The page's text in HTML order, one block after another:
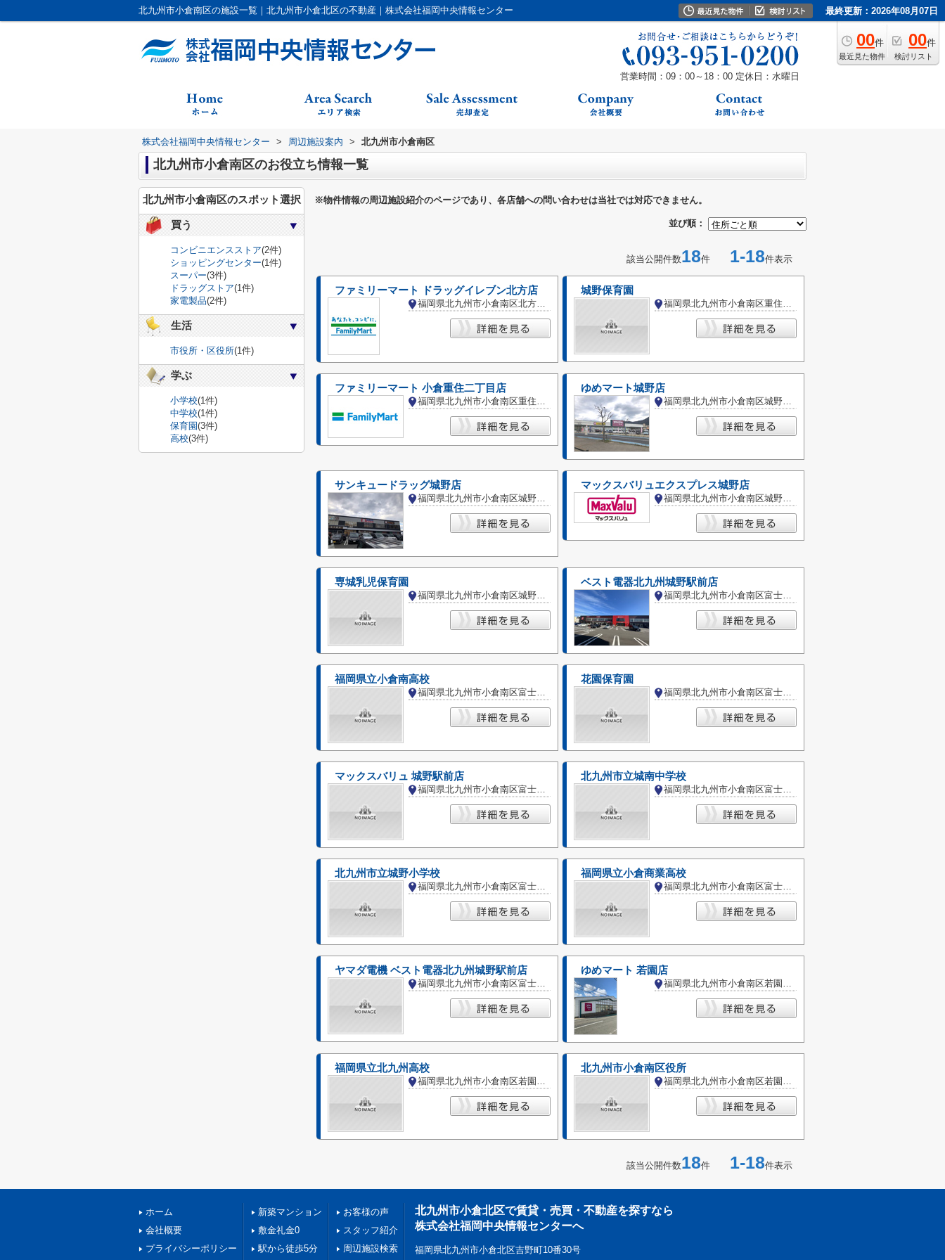
北九州市小倉南区の施設一覧｜北九州市小倉北区の不動産｜株式会社福岡中央情報センター 最終更新：2026年08月07日
00件
最近見た物件
00件
検討リスト
営業時間：09：00～18：00 定休日：水曜日
株式会社福岡中央情報センター > 周辺施設案内 > 北九州市小倉南区
北九州市小倉南区のお役立ち情報一覧
※物件情報の周辺施設紹介のページであり、各店舗への問い合わせは当社では対応できません。
並び順：
該当公開件数18件 1-18件表示
ファミリーマート ドラッグイレブン北方店
福岡県北九州市小倉南区北方２丁目
城野保育園
福岡県北九州市小倉南区重住１丁目
ファミリーマート 小倉重住二丁目店
福岡県北九州市小倉南区重住２丁目
ゆめマート城野店
福岡県北九州市小倉南区城野１丁目
サンキュードラッグ城野店
福岡県北九州市小倉南区城野１丁目
マックスバリュエクスプレス城野店
福岡県北九州市小倉南区城野３丁目
専城乳児保育園
福岡県北九州市小倉南区城野４丁目
ベスト電器北九州城野駅前店
福岡県北九州市小倉南区富士見１丁目
福岡県立小倉南高校
福岡県北九州市小倉南区富士見１丁目
花園保育園
福岡県北九州市小倉南区富士見１丁目
マックスバリュ 城野駅前店
福岡県北九州市小倉南区富士見１丁目
北九州市立城南中学校
福岡県北九州市小倉南区富士見３丁目
北九州市立城野小学校
福岡県北九州市小倉南区富士見３丁目
福岡県立小倉商業高校
福岡県北九州市小倉南区富士見３丁目
ヤマダ電機 ベスト電器北九州城野駅前店
福岡県北九州市小倉南区富士見３丁目
ゆめマート 若園店
福岡県北九州市小倉南区若園１丁目
福岡県立北九州高校
福岡県北九州市小倉南区若園５丁目
北九州市小倉南区役所
福岡県北九州市小倉南区若園５丁目
該当公開件数18件 1-18件表示
北九州市小倉南区のスポット選択
買う
コンビニエンスストア(2件)
ショッピングセンター(1件)
スーパー(3件)
ドラッグストア(1件)
家電製品(2件)
生活
市役所・区役所(1件)
学ぶ
小学校(1件)
中学校(1件)
保育園(3件)
高校(3件)
ホーム
会社概要
プライバシーポリシー
新築マンション
敷金礼金0
駅から徒歩5分
お客様の声
スタッフ紹介
周辺施設検索
北九州市小倉北区で賃貸・売買・不動産を探すなら
株式会社福岡中央情報センターへ
福岡県北九州市小倉北区吉野町10番30号